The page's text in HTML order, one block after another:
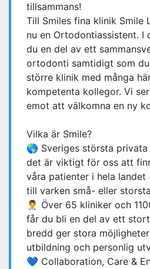
tillsammans!
Till Smiles fina klinik Smile
nu en Ortodontiassistent. I
du en del av ett
ortodonti samtidigt som
större klinik med många
kompetenta kollegor. Vi
emot att välkomna en ny
Vilka är Smile?
🌎 Sveriges största
det är viktigt för oss att
våra patienter i hela landet
till varken små- eller
👨‍⚕️ Över 65 kliniker och
får du bli en del av ett
bredd ger stora
utbildning och personlig
💙 Collaboration, Care &